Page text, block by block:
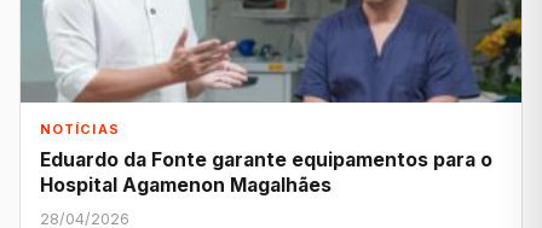
NOTÍCIAS
Eduardo da Fonte garante equipamentos para o
Hospital Agamenon Magalhães
28/04/2026